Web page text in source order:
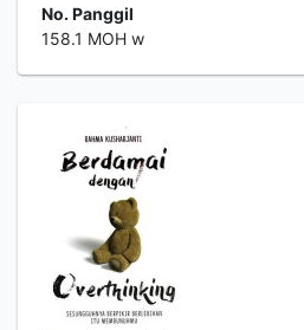
No. Panggil
158.1 MOH w